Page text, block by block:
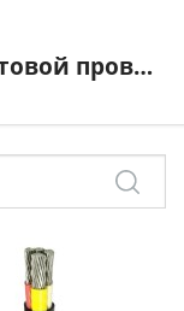
установочные